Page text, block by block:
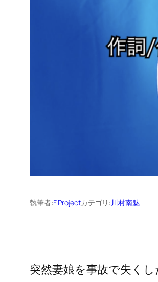
執筆者:F Projectカテゴリ:川村南魅
突然妻娘を事故で失く